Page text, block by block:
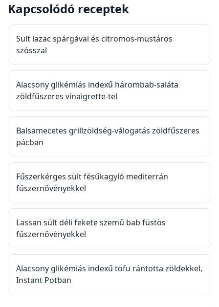
Kapcsolódó receptek
Sült lazac spárgával és citromos-mustáros
szósszal
Alacsony glikémiás indexű hárombab-saláta
zöldfűszeres vinaigrette-tel
Balsamecetes grillzöldség-válogatás zöldfűszeres
pácban
Fűszerkérges sült fésűkagyló mediterrán
fűszernövényekkel
Lassan sült déli fekete szemű bab füstös
fűszernövényekkel
Alacsony glikémiás indexű tofu rántotta zöldekkel,
Instant Potban